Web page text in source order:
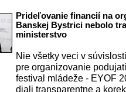
Prideľovanie financií na
Banskej Bystrici nebolo
ministerstvo
Nie všetky veci v
pre organizovanie
festival mládeže - EYOF
diali transparentne a